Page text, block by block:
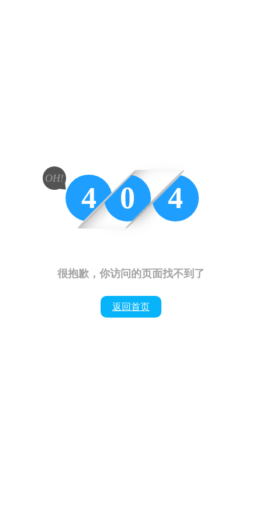
4 0 4
OH!
很抱歉，你访问的页面找不到了
返回首页